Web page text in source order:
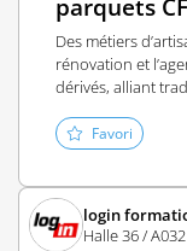
parquets
Des métiers
rénovation et
dérivés, alliant
Favori
login
Halle 36 / A032